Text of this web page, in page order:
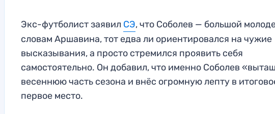
Экс-футболист заявил СЭ, что Соболев — большой
словам Аршавина, тот едва ли ориентировался на чужие
высказывания, а просто стремился проявить себя
самостоятельно. Он добавил, что именно Соболев
весеннюю часть сезона и внёс огромную лепту в
первое место.